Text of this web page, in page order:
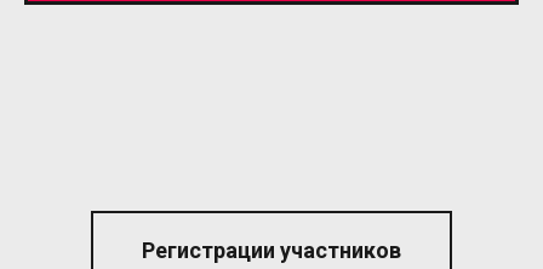
Регистрации участников